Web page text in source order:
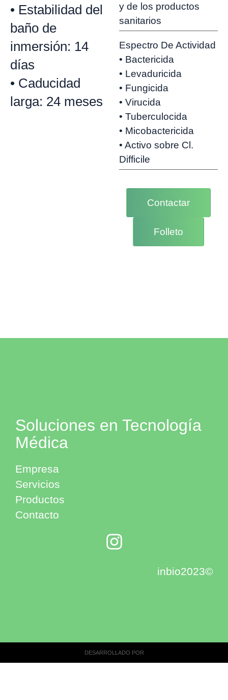
• Estabilidad del
baño de
inmersión: 14
días
• Caducidad
larga: 24 meses
y de los productos
sanitarios
Espectro De Actividad
• Bactericida
• Levaduricida
• Fungicida
• Virucida
• Tuberculocida
• Micobactericida
• Activo sobre Cl.
Difficile
Contactar
Folleto
Soluciones en Tecnología
Médica
Empresa
Servicios
Productos
Contacto
inbio2023©
DESARROLLADO POR